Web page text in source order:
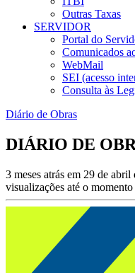
Outras Taxas
SERVIDOR
Portal do
Comunicados
WebMail
SEI (acesso
Consulta às
Diário de Obras
DIÁRIO DE
3 meses atrás em 29 de
visualizações até o momento